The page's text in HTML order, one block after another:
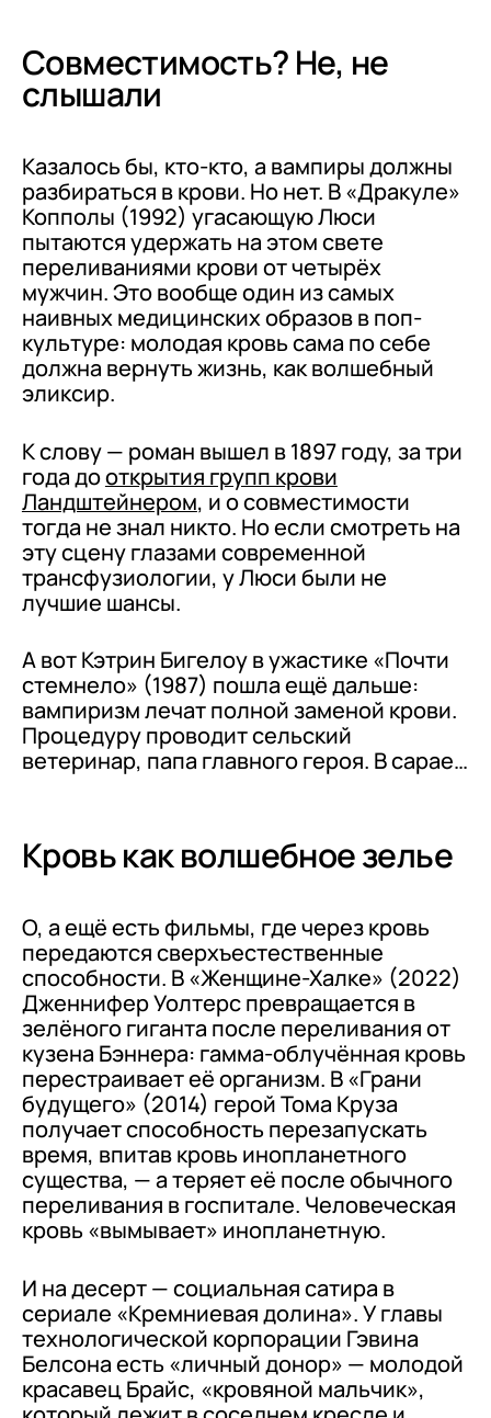
Совместимость? Не, не
слышали
Казалось бы, кто-кто, а вампиры должны
разбираться в крови. Но нет. В «Дракуле»
Копполы (1992) угасающую Люси
пытаются удержать на этом свете
переливаниями крови от четырёх
мужчин. Это вообще один из самых
наивных медицинских образов в поп-
культуре: молодая кровь сама по себе
должна вернуть жизнь, как волшебный
эликсир.
К слову — роман вышел в 1897 году, за три
года дооткрытия групп крови
Ландштейнером, и о совместимости
тогда не знал никто. Но если смотреть на
эту сцену глазами современной
трансфузиологии, у Люси были не
лучшие шансы.
А вот Кэтрин Бигелоу в ужастике «Почти
стемнело» (1987) пошла ещё дальше:
вампиризм лечат полной заменой крови.
Процедуру проводит сельский
ветеринар, папа главного героя. В сарае…
Кровь как волшебное зелье
О, а ещё есть фильмы, где через кровь
передаются сверхъестественные
способности. В «Женщине-Халке» (2022)
Дженнифер Уолтерс превращается в
зелёного гиганта после переливания от
кузена Бэннера: гамма-облучённая кровь
перестраивает её организм. В «Грани
будущего» (2014) герой Тома Круза
получает способность перезапускать
время, впитав кровь инопланетного
существа, — а теряет её после обычного
переливания в госпитале. Человеческая
кровь «вымывает» инопланетную.
И на десерт — социальная сатира в
сериале «Кремниевая долина». У главы
технологической корпорации Гэвина
Белсона есть «личный донор» — молодой
красавец Брайс, «кровяной мальчик»,